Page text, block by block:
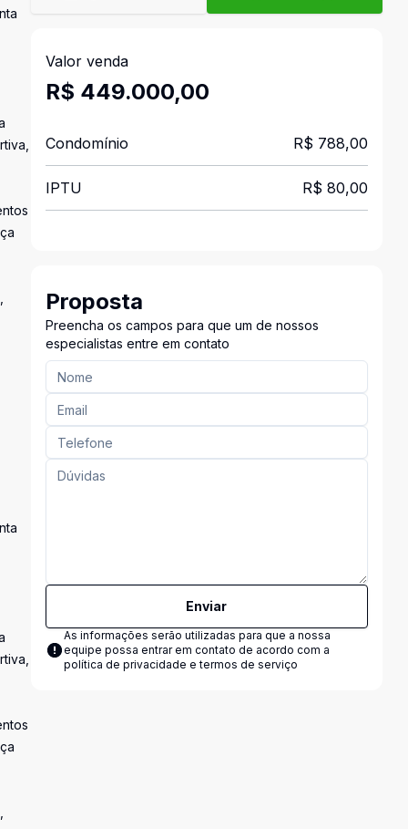
Valor venda
R$ 449.000,00
Condomínio R$ 788,00
IPTU R$ 80,00
Proposta
Preencha os campos para que um de nossos
especialistas entre em contato
Enviar
As informações serão utilizadas para que a nossa
equipe possa entrar em contato de acordo com a
política de privacidade e termos de serviço